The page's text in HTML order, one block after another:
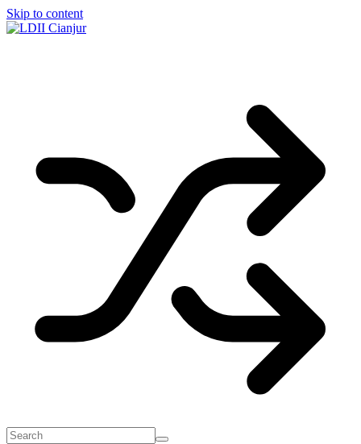
Skip to content